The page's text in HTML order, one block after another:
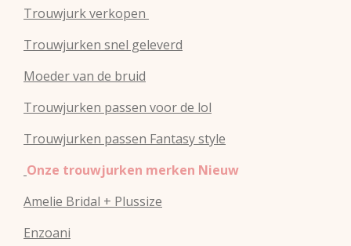
Trouwjurk verkopen
Trouwjurken snel geleverd
Moeder van de bruid
Trouwjurken passen voor de lol
Trouwjurken passen Fantasy style
Onze trouwjurken merken Nieuw
Amelie Bridal + Plussize
Enzoani